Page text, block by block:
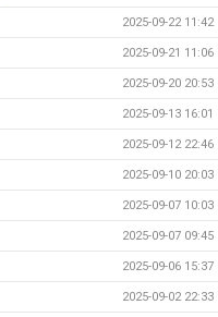
2025-09-22 11:42
2025-09-21 11:06
2025-09-20 20:53
2025-09-13 16:01
2025-09-12 22:46
2025-09-10 20:03
2025-09-07 10:03
2025-09-07 09:45
2025-09-06 15:37
2025-09-02 22:33